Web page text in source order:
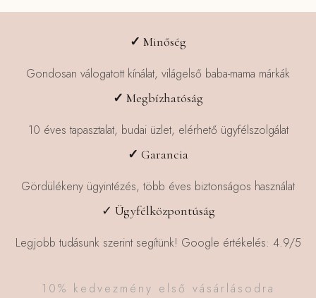
✓ Minőség
Gondosan válogatott kínálat, világelső baba-mama márkák
✓ Megbízhatóság
10 éves tapasztalat, budai üzlet, elérhető ügyfélszolgálat
✓ Garancia
Gördülékeny ügyintézés, több éves biztonságos használat
✓ Ügyfélközpontúság
Legjobb tudásunk szerint segítünk! Google értékelés: 4.9/5
10% kedvezmény első vásárlásodra